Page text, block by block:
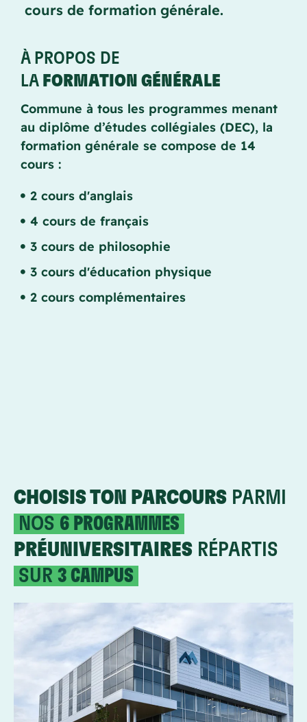
cours de formation générale.
À PROPOS DE
LA FORMATION GÉNÉRALE
Commune à tous les programmes menant
au diplôme d’études collégiales (DEC), la
formation générale se compose de 14
cours :
2 cours d'anglais
4 cours de français
3 cours de philosophie
3 cours d'éducation physique
2 cours complémentaires
CHOISIS TON PARCOURS PARMI
NOS 6 PROGRAMMES
PRÉUNIVERSITAIRES RÉPARTIS
SUR 3 CAMPUS